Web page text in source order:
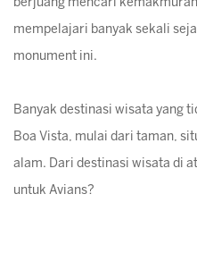
berjuang mencari
mempelajari banyak sekali
monument ini.
Banyak destinasi wisata yang
Boa Vista, mulai dari taman,
alam. Dari destinasi wisata di
untuk Avians?